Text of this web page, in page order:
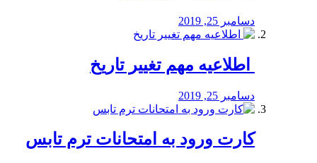
دسامبر 25, 2019
️ اطلاعیه مهم تغییر تاریخ
دسامبر 25, 2019
کارت ورود به امتحانات ترم تابس